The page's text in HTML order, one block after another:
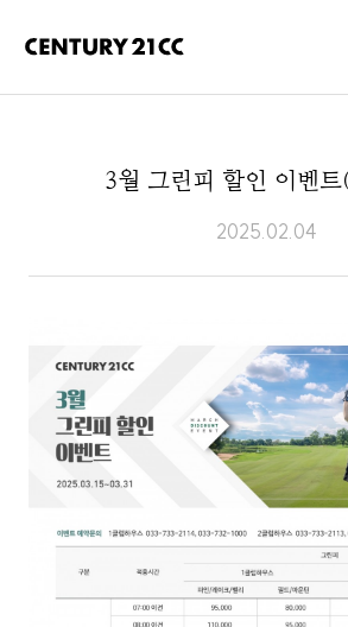
3월 그린피 할인 이벤
2025.02.04